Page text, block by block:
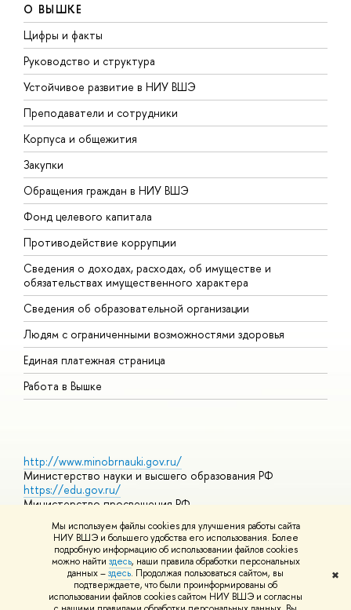
Мы используем файлы cookies для улучшения работы сайта
НИУ ВШЭ и большего удобства его использования. Более
подробную информацию об использовании файлов cookies
можно найти здесь, наши правила обработки персональных
данных –здесь. Продолжая пользоваться сайтом, вы
подтверждаете, что были проинформированы об
использовании файлов cookies сайтом НИУ ВШЭ и согласны
✖
О ВЫШКЕ
Цифры и факты
Руководство и структура
Устойчивое развитие в НИУ ВШЭ
Преподаватели и сотрудники
Корпуса и общежития
Закупки
Обращения граждан в НИУ ВШЭ
Фонд целевого капитала
Противодействие коррупции
Сведения о доходах, расходах, об имуществе и
обязательствах имущественного характера
Сведения об образовательной организации
Людям с ограниченными возможностями здоровья
Единая платежная страница
Работа в Вышке
http://www.minobrnauki.gov.ru/
Министерство науки и высшего образования РФ
https://edu.gov.ru/
Министерство просвещения РФ
Массовые открытые онлайн-курсы
© НИУ ВШЭ 1993–2026 Адреса и контактыУсловия
использования материалов Политика конфиденциальности